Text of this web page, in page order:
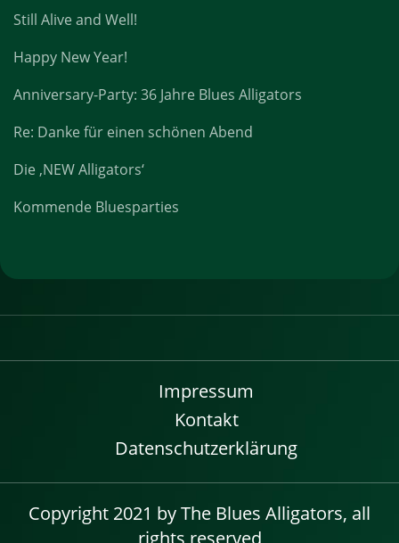
Still Alive and Well!
Happy New Year!
Anniversary-Party: 36 Jahre Blues Alligators
Re: Danke für einen schönen Abend
Die ‚NEW Alligators‘
Kommende Bluesparties
Impressum
Kontakt
Datenschutzerklärung
Copyright 2021 by The Blues Alligators, all